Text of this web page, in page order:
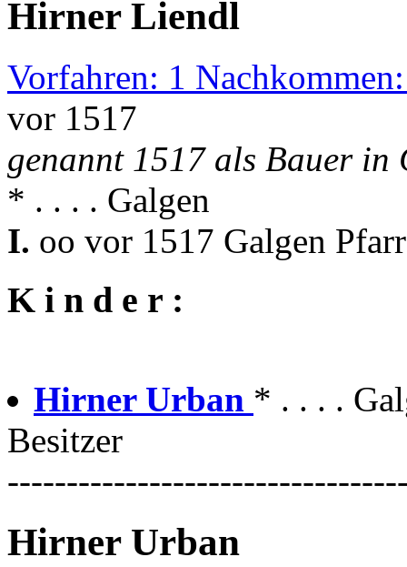
Hirner Liendl
Vorfahren: 1
vor 1517
genannt 1517 als Bauer in
* . . . . Galgen
I. oo vor 1517 Galgen
K i n d e r :
Hirner Urban * . . . .
Besitzer
Hirner Urban